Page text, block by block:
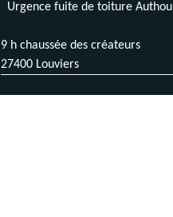
Urgence fuite de toiture Authou
9 h chaussée des créateurs
27400 Louviers